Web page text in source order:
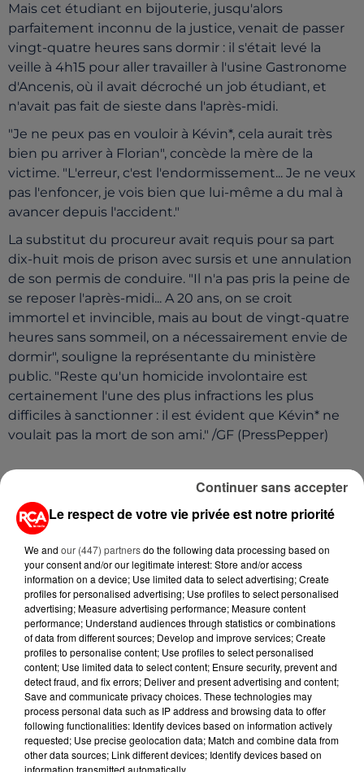
Mais cet étudiant en bijouterie, jusqu'alors
parfaitement inconnu de la justice, venait de passer
vingt-quatre heures sans dormir : il s'était levé la
veille à 4h15 pour aller travailler à l'usine Gastronome
d'Ancenis, où il avait décroché un job étudiant, et
n'avait pas fait de sieste dans l'après-midi.
"Je ne peux pas en vouloir à Kévin*, cela aurait très
bien pu arriver à Florian", concède la mère de la
victime. "L'erreur, c'est l'endormissement... Je ne veux
pas l'enfoncer, je vois bien que lui-même a du mal à
avancer depuis l'accident."
La substitut du procureur avait requis pour sa part
dix-huit mois de prison avec sursis et une annulation
de son permis de conduire. "Il n'a pas pris la peine de
se reposer l'après-midi... A 20 ans, on se croit
immortel et invincible, mais au bout de vingt-quatre
heures sans sommeil, on a nécessairement envie de
dormir", souligne la représentante du ministère
public. "Reste qu'un homicide involontaire est
certainement l'une des plus infractions les plus
difficiles à sanctionner : il est évident que Kévin* ne
voulait pas la mort de son ami." /GF (PressPepper)
A LIRE AUSSI...
5 août 2026
MANGER SAINEMENT COÛTE 25 %
PLUS CHER QU'IL Y A CINQ ANS,
ALERTE L’ONU
Le respect de votre vie privée est notre priorité
We and our (447) partnersdo the following data processing based on
your consent and/or our legitimate interest: Store and/or access
information on a device; Use limited data to select advertising; Create
profiles for personalised advertising; Use profiles to select personalised
advertising; Measure advertising performance; Measure content
performance; Understand audiences through statistics or combinations
of data from different sources; Develop and improve services; Create
profiles to personalise content; Use profiles to select personalised
content; Use limited data to select content; Ensure security, prevent and
detect fraud, and fix errors; Deliver and present advertising and content;
Save and communicate privacy choices. These technologies may
process personal data such as IP address and browsing data to offer
following functionalities: Identify devices based on information actively
requested; Use precise geolocation data; Match and combine data from
other data sources; Link different devices; Identify devices based on
information transmitted automatically.
Continuer sans accepter